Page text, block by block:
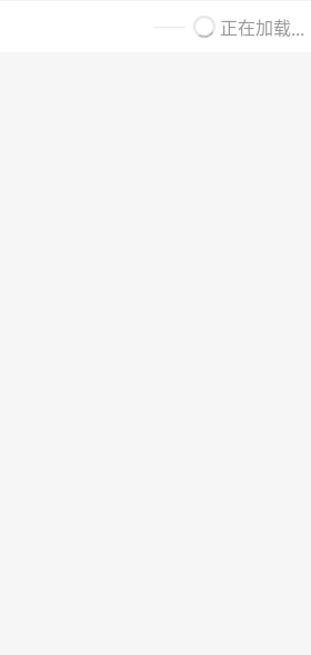
正在加载...